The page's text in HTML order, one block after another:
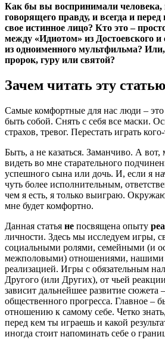
Как бы вы воспринимали
говорящего правду, и всегда и
свое истинное лицо? Кто это –
между «Идиотом» из Достоевского
из одноименного мультфильма?
пророк, гуру или святой?
Зачем читать эту
Самые комфортные для нас люди –
быть собой. Снять с себя все маски.
страхов, тревог. Перестать играть
Быть, а не казаться. Заманчиво. А вот,
видеть во мне старательного
успешного сына или дочь. И, если я
чуть более исполнительным,
чем я есть, я только выиграю.
мне будет комфортно.
Данная статья не посвящена опыту
личности. Здесь мы исследуем игры,
социальными ролями, семейными (и
межполовыми) отношениями, нашими
реализацией. Игры с обязательным
Другого (или Других), от чьей
зависит дальнейшее развитие сюжета
общественного прогресса. Главное –
отношению к самому себе. Четко
перед кем ты играешь и какой
иногда стоит напоминать себе о